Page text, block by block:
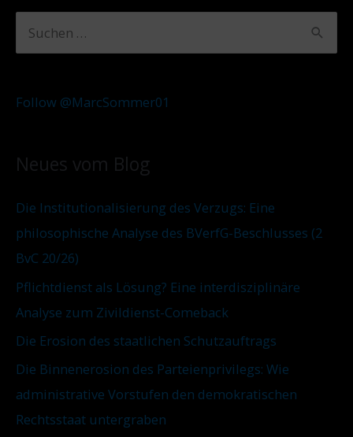
h
n
a
c
h
Follow @MarcSommer01
Neues vom Blog
Die Institutionalisierung des Verzugs: Eine
philosophische Analyse des BVerfG-Beschlusses (2
BvC 20/26)
Pflichtdienst als Lösung? Eine interdisziplinäre
Analyse zum Zivildienst-Comeback
Die Erosion des staatlichen Schutzauftrags
Die Binnenerosion des Parteienprivilegs: Wie
administrative Vorstufen den demokratischen
Rechtsstaat untergraben
r
h
a
e
r
i
n